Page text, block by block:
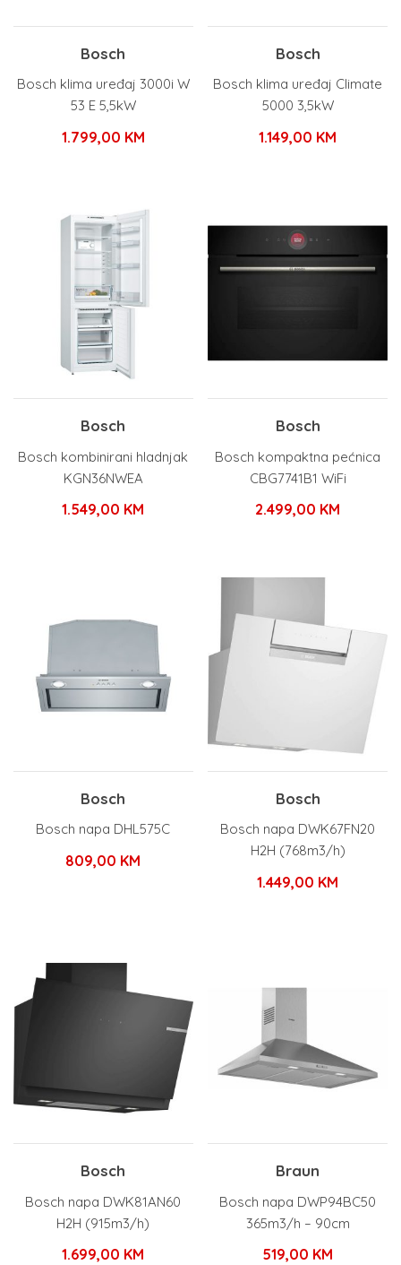
Bosch
Bosch klima uređaj 3000i W
53 E 5,5kW
1.799,00 KM
Bosch
Bosch klima uređaj Climate
5000 3,5kW
1.149,00 KM
Bosch
Bosch kombinirani hladnjak
KGN36NWEA
1.549,00 KM
Bosch
Bosch kompaktna pećnica
CBG7741B1 WiFi
2.499,00 KM
Bosch
Bosch napa DHL575C
809,00 KM
Bosch
Bosch napa DWK67FN20
H2H (768m3/h)
1.449,00 KM
Bosch
Bosch napa DWK81AN60
H2H (915m3/h)
1.699,00 KM
Braun
Bosch napa DWP94BC50
365m3/h – 90cm
519,00 KM